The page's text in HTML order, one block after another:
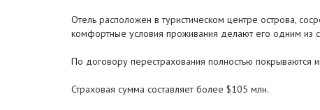
Отель расположен в туристическом центре острова,
комфортные условия проживания делают его одним из
По договору перестрахования полностью
Страховая сумма составляет более $105 млн.